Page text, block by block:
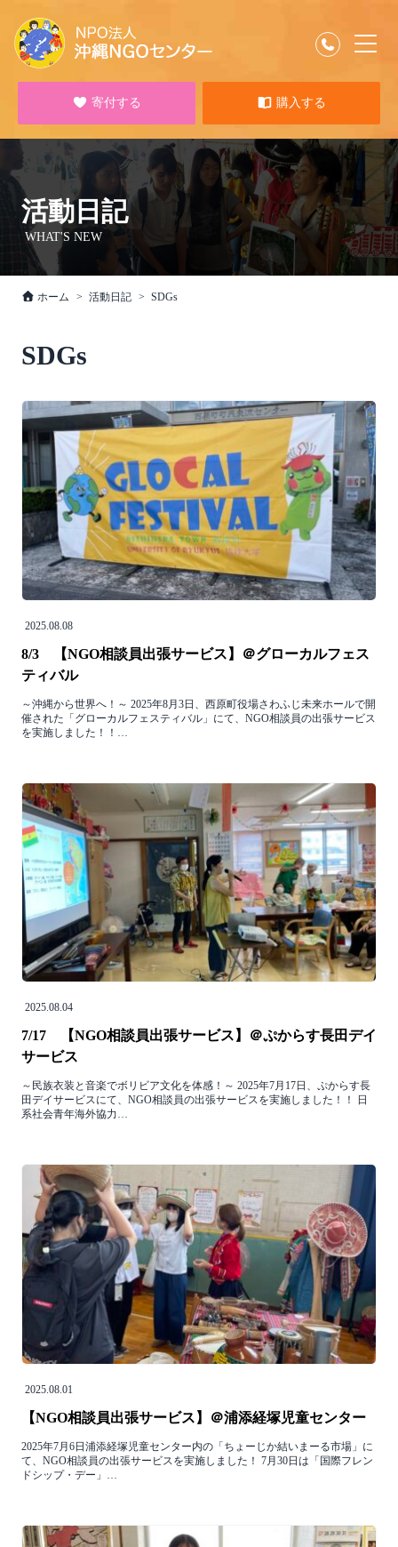
寄付する 購入する
活動日記
WHAT'S NEW
ホーム 活動日記 SDGs
SDGs
2025.08.08
8/3 【NGO相談員出張サービス】＠グローカルフェス
ティバル
～沖縄から世界へ！～ 2025年8月3日、西原町役場さわふじ未来ホールで開
催された「グローカルフェスティバル」にて、NGO相談員の出張サービス
を実施しました！！…
2025.08.04
7/17 【NGO相談員出張サービス】＠ぷからす長田デイ
サービス
～民族衣装と音楽でボリビア文化を体感！～ 2025年7月17日、ぷからす長
田デイサービスにて、NGO相談員の出張サービスを実施しました！！ 日
系社会青年海外協力…
2025.08.01
【NGO相談員出張サービス】＠浦添経塚児童センター
2025年7月6日浦添経塚児童センター内の「ちょーじか結いまーる市場」に
て、NGO相談員の出張サービスを実施しました！ 7月30日は「国際フレン
ドシップ・デー」…